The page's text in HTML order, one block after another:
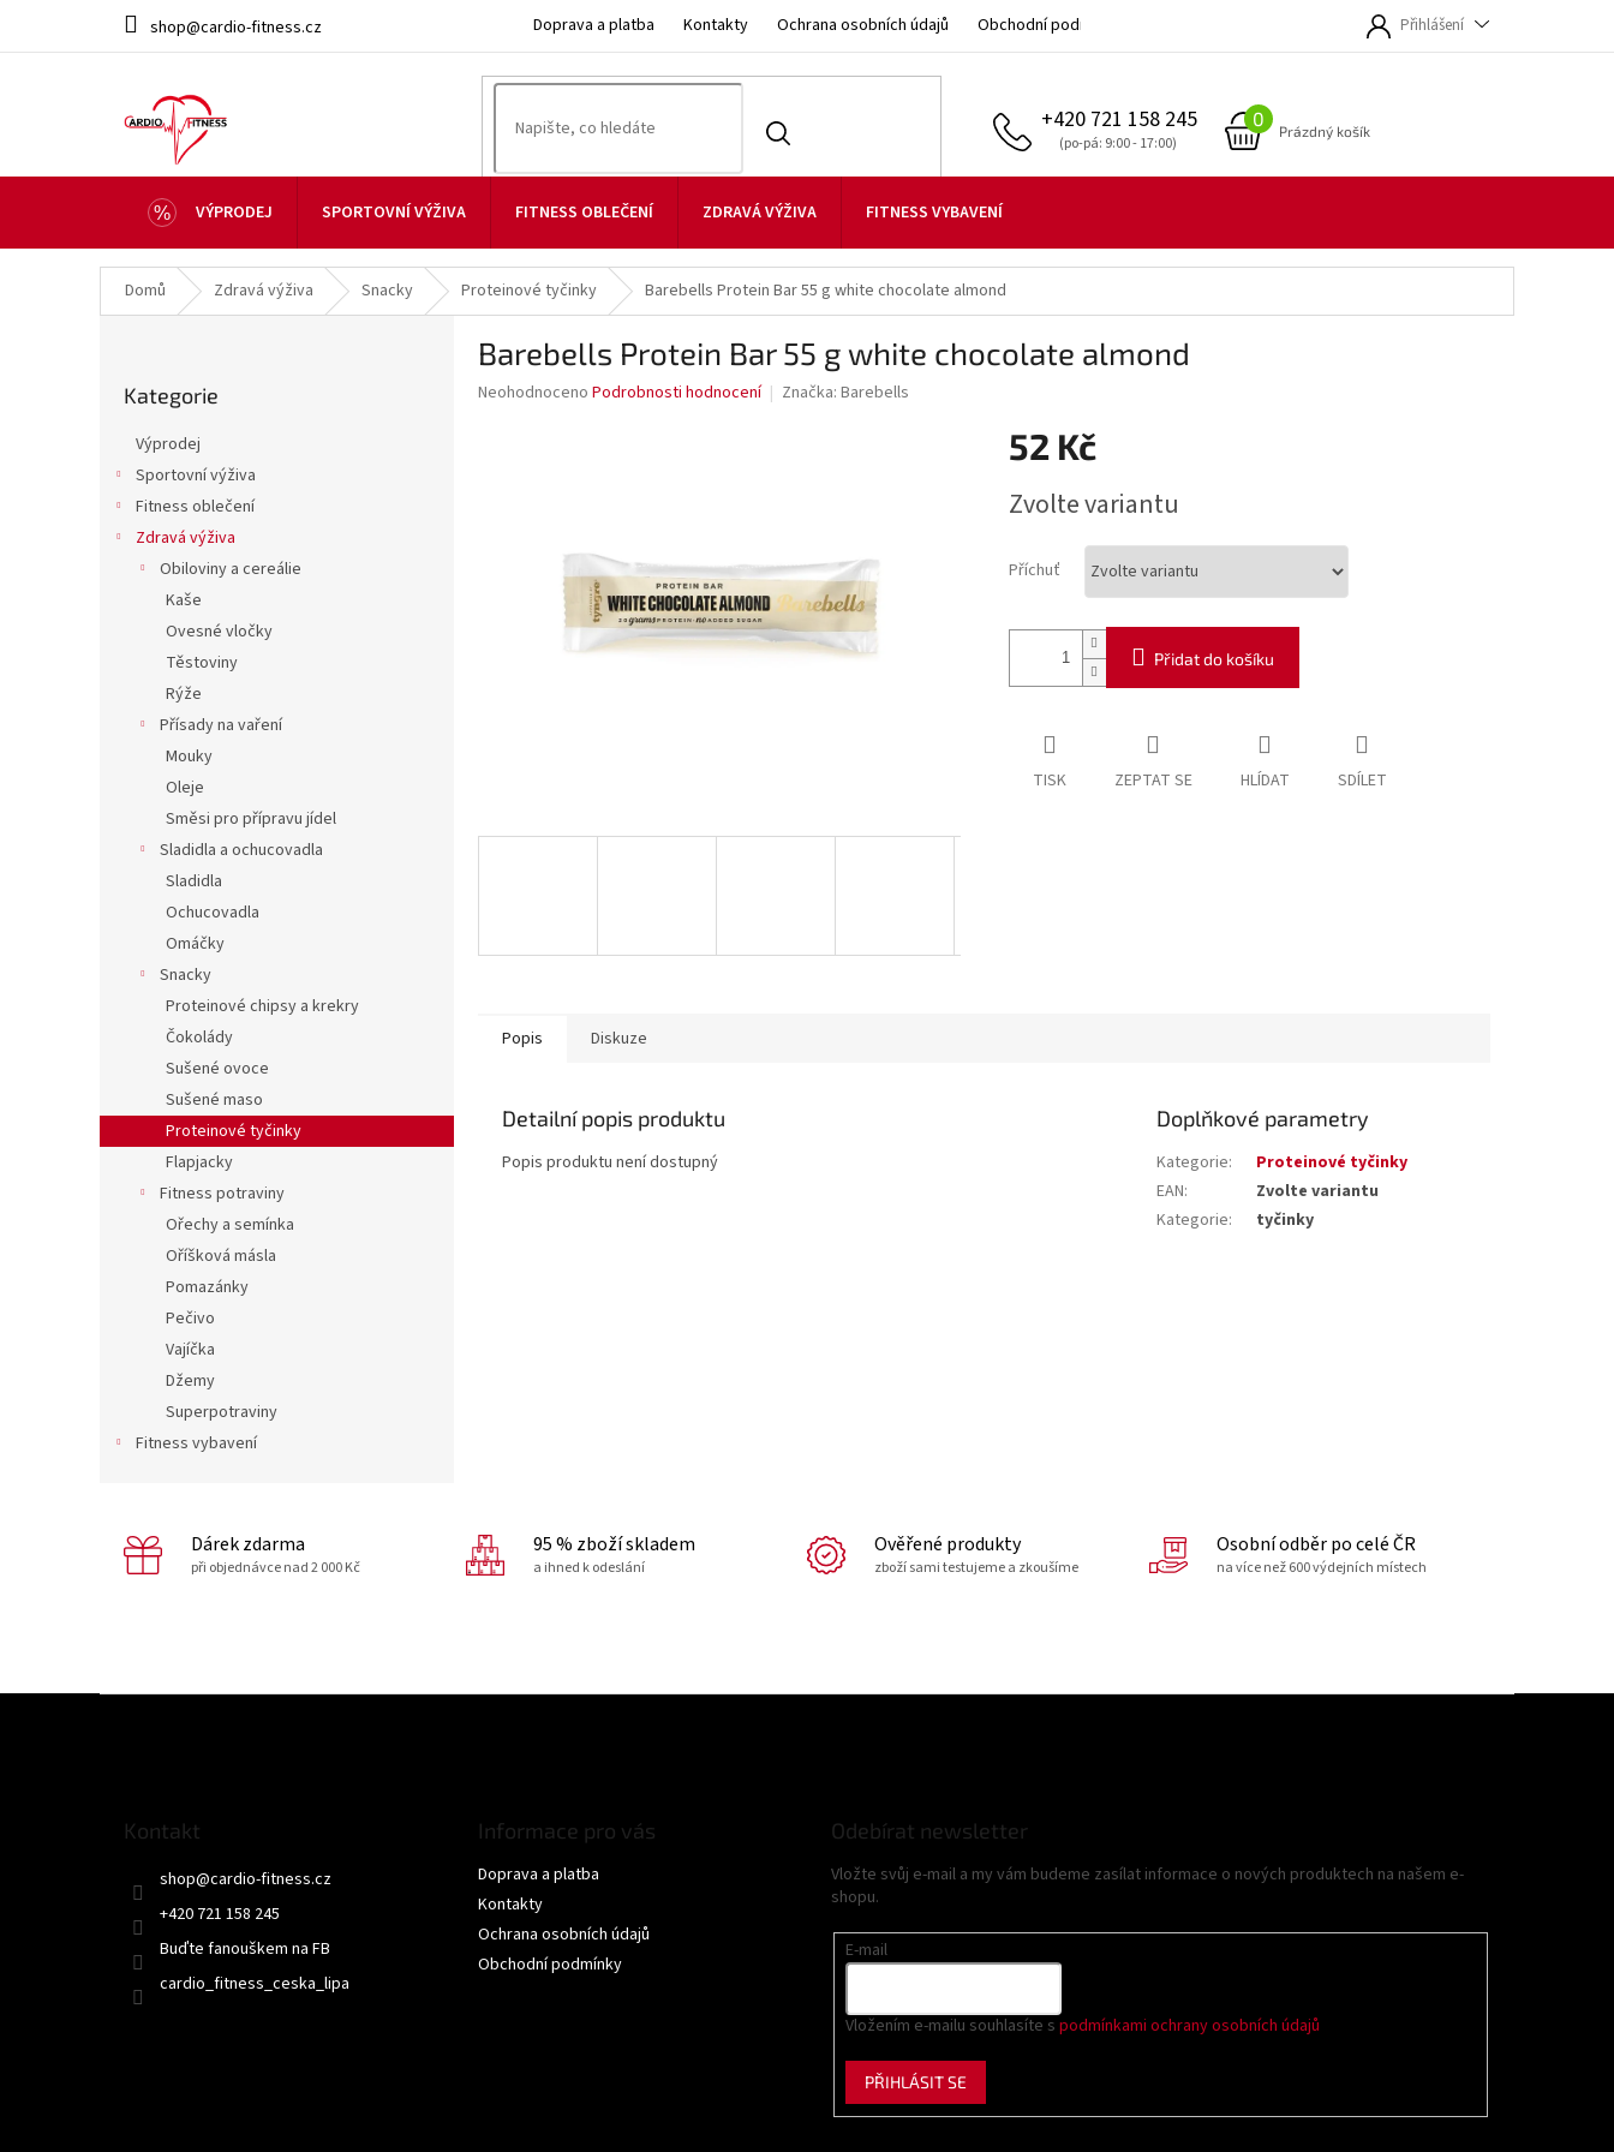
obsah
shop@cardio-fitness.cz Doprava a platba Kontakty Ochrana osobních údajů Obchodní podmínky Přihlášení
+420 721 158 245
NÁKUPNÍ
Prázdný košík
VÝPRODEJ SPORTOVNÍ VÝŽIVA FITNESS OBLEČENÍ ZDRAVÁ VÝŽIVA FITNESS VYBAVENÍ
Domů Zdravá výživa Snacky Proteinové tyčinky Barebells Protein Bar 55 g white chocolate almond
kategorie
Kategorie
Výprodej
Sportovní výživa
Fitness oblečení
Zdravá výživa
Obiloviny a cereálie
Kaše
Ovesné vločky
Těstoviny
Rýže
Přísady na vaření
Mouky
Oleje
Směsi pro přípravu jídel
Sladidla a ochucovadla
Sladidla
Ochucovadla
Omáčky
Snacky
Proteinové chipsy a krekry
Čokolády
Sušené ovoce
Sušené maso
Proteinové tyčinky
Flapjacky
Fitness potraviny
Ořechy a semínka
Oříšková másla
Pomazánky
Pečivo
Vajíčka
Džemy
Superpotraviny
Fitness vybavení
Barebells Protein Bar 55 g white chocolate almond
Průměrné
Neohodnoceno Podrobnosti hodnocení Značka: Barebells
52 Kč
cena:
Zvolte variantu
Příchuť
Přidat do košíku
TISK ZEPTAT SE HLÍDAT SDÍLET
Popis Diskuze
Detailní popis produktu
Popis produktu není dostupný
Doplňkové parametry
Kategorie:
Proteinové tyčinky
EAN:
Zvolte variantu
Kategorie: tyčinky
Dárek zdarma
při objednávce nad 2 000 Kč
95 % zboží skladem
a ihned k odeslání
Ověřené produkty
zboží sami testujeme a zkoušíme
Osobní odběr po celé ČR
na více než 600 výdejních místech
Kontakt
shop@cardio-fitness.cz
+420 721 158 245
Buďte fanouškem na FB
cardio_fitness_ceska_lipa
Informace pro vás
Doprava a platba
Kontakty
Ochrana osobních údajů
Obchodní podmínky
Odebírat newsletter
Vložte svůj e-mail a my vám budeme zasílat informace o nových produktech na našem e-
shopu.
E-mail
Vložením e-mailu souhlasíte s podmínkami ochrany osobních údajů
PŘIHLÁSIT SE